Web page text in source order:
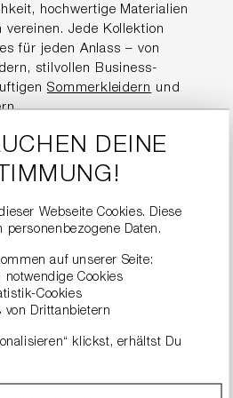
hochwertige Materialien
vereinen. Jede Kollektion
für jeden Anlass – von
stilvollen Business-
Sommerkleidern und
.
für jeden
stehen für Premium-Qualität
Ob im Alltag, im Büro,
zu besonderen Events –
liebevolle Details.
DEINE
Webseite Cookies. Diese
personenbezogene Daten.
auf unserer Seite:
notwendige Cookies
Cookies
von Drittanbietern
klickst, erhältst Du